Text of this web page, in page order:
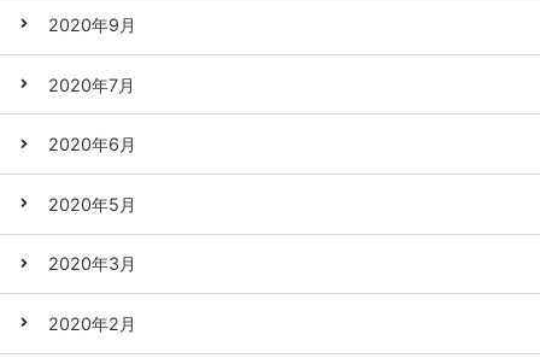
2020年9月
2020年7月
2020年6月
2020年5月
2020年3月
2020年2月